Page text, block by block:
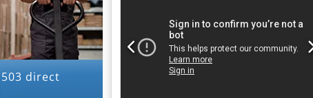
airconditioning, achteruitrijcamera